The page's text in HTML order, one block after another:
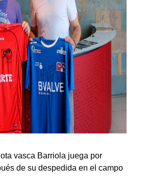
vasca Barriola juega por
de su despedida en el campo